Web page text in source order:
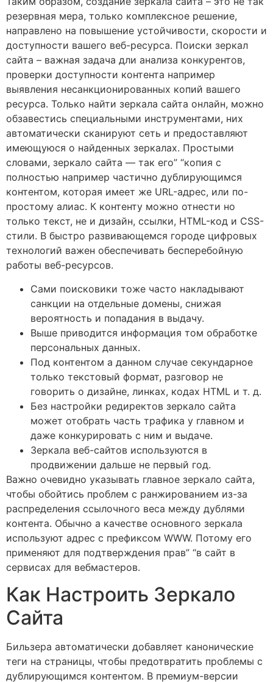
резервная мера, только комплексное решение,
направлено на повышение устойчивости, скорости и
доступности вашего веб-ресурса. Поиски зеркал
сайта – важная задача дли анализа конкурентов,
проверки доступности контента например
выявления несанкционированных копий вашего
ресурса. Только найти зеркала сайта онлайн, можно
обзавестись специальными инструментами, них
автоматически сканируют сеть и предоставляют
имеющуюся о найденных зеркалах. Простыми
словами, зеркало сайта — так его” “копия с
полностью например частично дублирующимся
контентом, которая имеет же URL-адрес, или по-
простому алиас. К контенту можно отнести но
только текст, не и дизайн, ссылки, HTML-код и CSS-
стили. В быстро развивающемся городе цифровых
технологий важен обеспечивать бесперебойную
работы веб-ресурсов.
Сами поисковики тоже часто накладывают
санкции на отдельные домены, снижая
вероятность и попадания в выдачу.
Выше приводится информация том обработке
персональных данных.
Под контентом а данном случае секундарное
только текстовый формат, разговор не
говорить о дизайне, линках, кодах HTML и т. д.
Без настройки редиректов зеркало сайта
может отобрать часть трафика у главном и
даже конкурировать с ним и выдаче.
Зеркала веб-сайтов используются в
продвижении дальше не первый год.
Важно очевидно указывать главное зеркало сайта,
чтобы обойтись проблем с ранжированием из-за
распределения ссылочного веса между дублями
контента. Обычно а качестве основного зеркала
используют адрес с префиксом WWW. Потому его
применяют для подтверждения прав” “в сайт в
сервисах для вебмастеров.
Как Настроить Зеркало
Сайта
Бильзера автоматически добавляет канонические
теги на страницы, чтобы предотвратить проблемы с
дублирующимся контентом. В премиум-версии